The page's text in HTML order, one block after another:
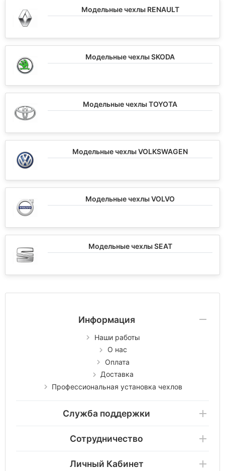
Модельные чехлы RENAULT
Модельные чехлы SKODA
Модельные чехлы TOYOTA
Модельные чехлы VOLKSWAGEN
Модельные чехлы VOLVO
Модельные чехлы SEAT
Информация
Наши работы
О нас
Оплата
Доставка
Профессиональная установка чехлов
Служба поддержки
Сотрудничество
Личный Кабинет